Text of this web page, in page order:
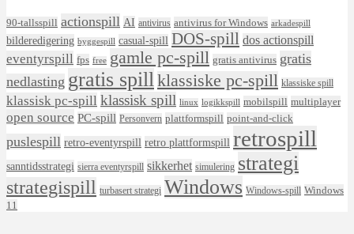
90-tallsspill actionspill AI antivirus antivirus for Windows arkadespill
bilderedigering byggespill casual-spill DOS-spill dos actionspill
eventyrspill fps free gamle pc-spill gratis antivirus gratis
nedlasting gratis spillklassiske pc-spill klassiske spill
klassisk pc-spill klassisk spill linux logikkspill mobilspill multiplayer
open source PC-spill Personvern plattformspill point-and-click
puslespill retro-eventyrspill retro plattformspill retrospill
sanntidsstrategi sierra eventyrspill sikkerhet simulering strategi
strategispill turbasert strategi Windows Windows-spill Windows
11